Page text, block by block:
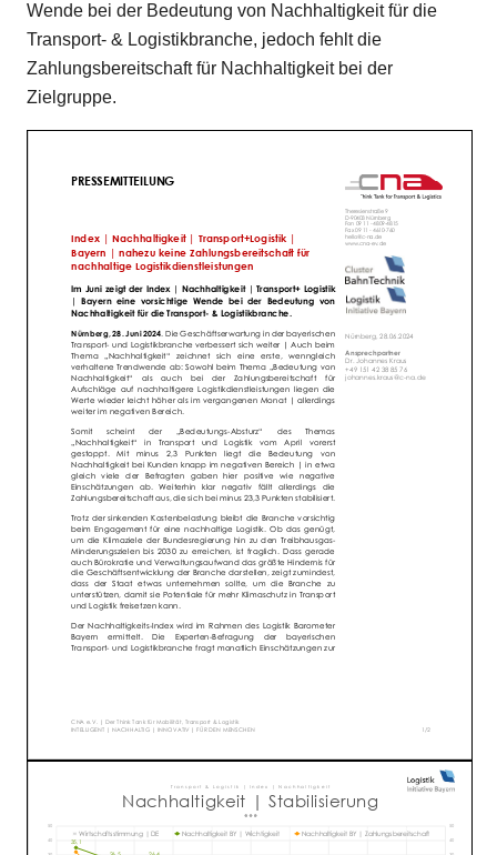
Wende bei der Bedeutung von Nachhaltigkeit für die
Transport- & Logistikbranche, jedoch fehlt die
Zahlungsbereitschaft für Nachhaltigkeit bei der
Zielgruppe.